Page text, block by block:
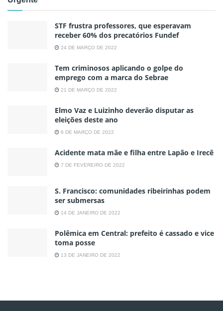
STF frustra professores, que esperavam
receber 60% dos precatórios Fundef
24 DE MARÇO DE 2022
Tem criminosos aplicando o golpe do
emprego com a marca do Sebrae
21 DE MARÇO DE 2022
Elmo Vaz e Luizinho deverão disputar as
eleições deste ano
6 DE MARÇO DE 2022
Acidente mata mãe e filha entre Lapão e Irecê
7 DE FEVEREIRO DE 2022
S. Francisco: comunidades ribeirinhas podem
ser submersas
14 DE JANEIRO DE 2022
Polêmica em Central: prefeito é cassado e vice
toma posse
13 DE JANEIRO DE 2022